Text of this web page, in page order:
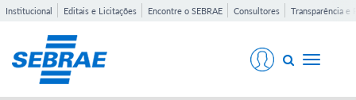
Institucional Editais e Licitações Encontre o SEBRAE Consultores Transparência e
Toggle